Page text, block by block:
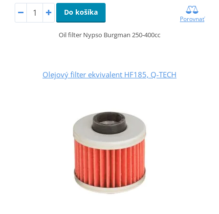
Do košíka
Porovnať
Oil filter Nypso Burgman 250-400cc
Olejový filter ekvivalent HF185, Q-TECH